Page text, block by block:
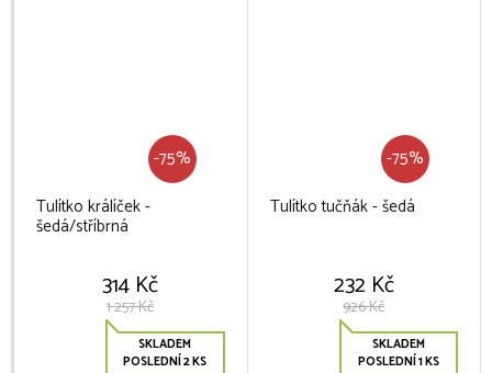
-75%
Tulítko králíček -
šedá/stříbrná
314 Kč
1 257 Kč
SKLADEM
POSLEDNÍ 2 KS
-75%
Tulítko tučňák - šedá
232 Kč
926 Kč
SKLADEM
POSLEDNÍ 1 KS